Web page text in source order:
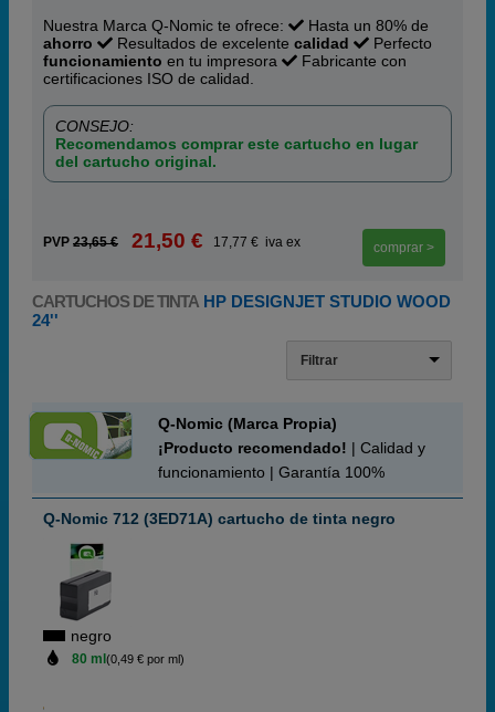
Nuestra Marca Q-Nomic te ofrece:
Hasta un 80% de
ahorro
Resultados de excelente calidad
Perfecto
funcionamiento en tu impresora
Fabricante con
certificaciones ISO de calidad.
CONSEJO:
Recomendamos comprar este cartucho en lugar
del cartucho original.
PVP 23,65 € 21,50 € 17,77 € iva ex comprar >
CARTUCHOS DE TINTA HP DESIGNJET STUDIO WOOD
24''
Filtrar
Q-Nomic (Marca Propia)
¡Producto recomendado! | Calidad y
funcionamiento | Garantía 100%
Q-Nomic 712 (3ED71A) cartucho de tinta negro
negro
80 ml (0,49 € por ml)